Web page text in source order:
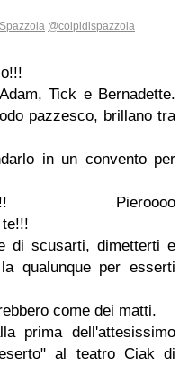
@colpidispazzola
Tick e Bernadette.
pazzesco, brillano tra
in un convento per
Pieroooo
di scusarti, dimetterti e
qualunque per esserti
come dei matti.
prima dell'attesissimo
al teatro Ciak di